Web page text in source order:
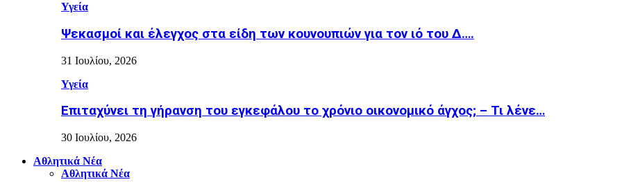
Υγεία
Ψεκασμοί και έλεγχος στα είδη των κουνουπιών για τον ιό του Δ….
31 Ιουλίου, 2026
Υγεία
Επιταχύνει τη γήρανση του εγκεφάλου το χρόνιο οικονομικό άγχος; – Τι λένε…
30 Ιουλίου, 2026
Αθλητικά Νέα
Αθλητικά Νέα